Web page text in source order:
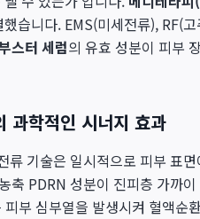
습니다. EMS(미세전류), RF(
스터 세럼의 유효 성분이 피부
과학적인 시너지 효과
류 기술은 일시적으로 피부 표
축 PDRN 성분이 진피층 가까
피부 심부열을 발생시켜 혈액